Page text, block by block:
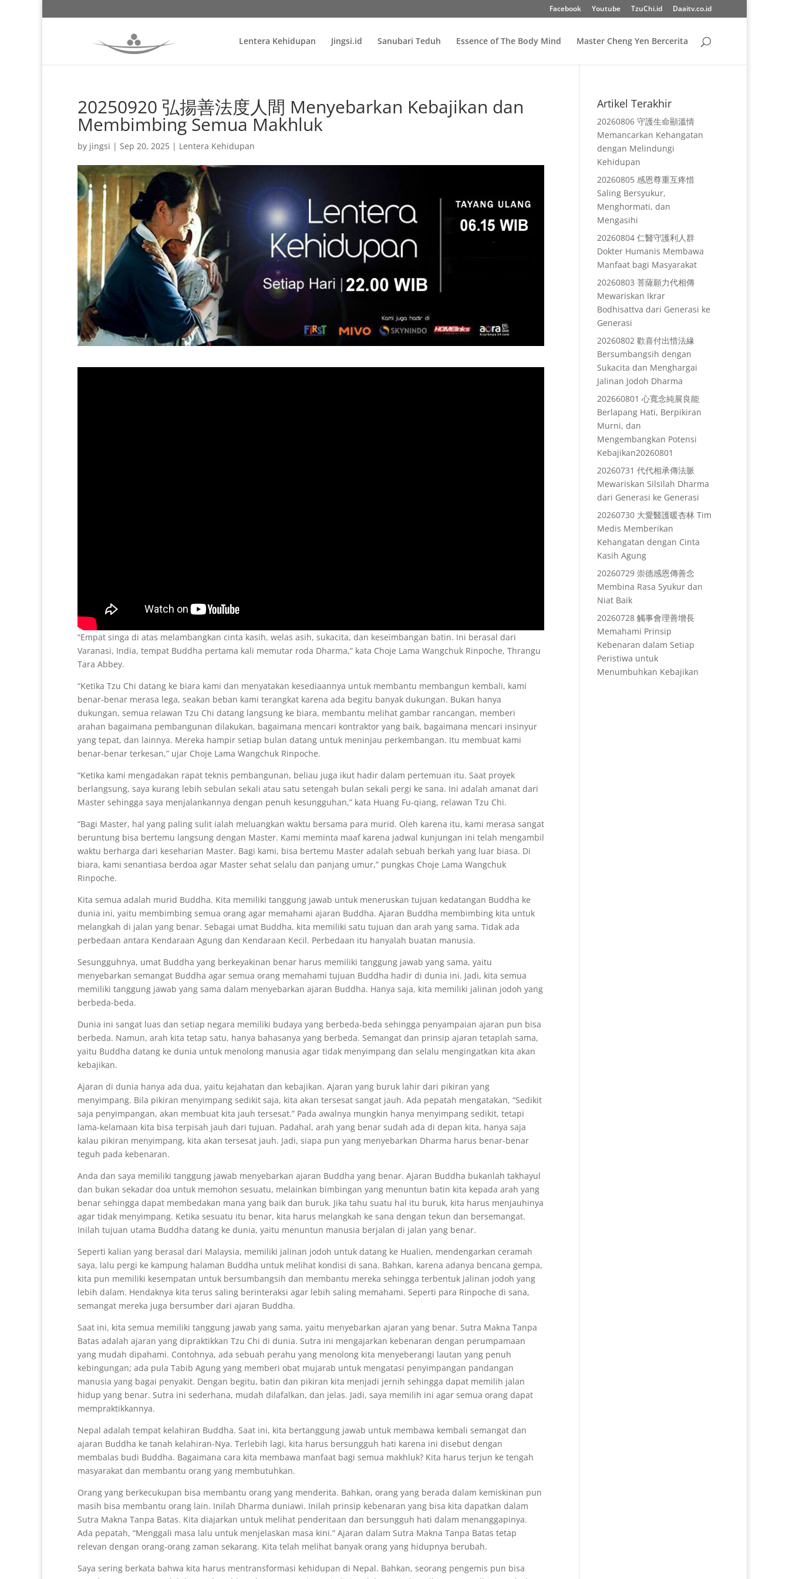
Facebook Youtube TzuChi.id Daaitv.co.id
Lentera Kehidupan Jingsi.id Sanubari Teduh Essence of The Body Mind Master Cheng Yen Bercerita
20250920 弘揚善法度人間 Menyebarkan Kebajikan dan
Membimbing Semua Makhluk
by jingsi | Sep 20, 2025 | Lentera Kehidupan
“Empat singa di atas melambangkan cinta kasih, welas asih, sukacita, dan keseimbangan batin. Ini berasal dari
Varanasi, India, tempat Buddha pertama kali memutar roda Dharma,” kata Choje Lama Wangchuk Rinpoche, Thrangu
Tara Abbey.
“Ketika Tzu Chi datang ke biara kami dan menyatakan kesediaannya untuk membantu membangun kembali, kami
benar-benar merasa lega, seakan beban kami terangkat karena ada begitu banyak dukungan. Bukan hanya
dukungan, semua relawan Tzu Chi datang langsung ke biara, membantu melihat gambar rancangan, memberi
arahan bagaimana pembangunan dilakukan, bagaimana mencari kontraktor yang baik, bagaimana mencari insinyur
yang tepat, dan lainnya. Mereka hampir setiap bulan datang untuk meninjau perkembangan. Itu membuat kami
benar-benar terkesan,” ujar Choje Lama Wangchuk Rinpoche.
“Ketika kami mengadakan rapat teknis pembangunan, beliau juga ikut hadir dalam pertemuan itu. Saat proyek
berlangsung, saya kurang lebih sebulan sekali atau satu setengah bulan sekali pergi ke sana. Ini adalah amanat dari
Master sehingga saya menjalankannya dengan penuh kesungguhan,” kata Huang Fu-qiang, relawan Tzu Chi.
“Bagi Master, hal yang paling sulit ialah meluangkan waktu bersama para murid. Oleh karena itu, kami merasa sangat
beruntung bisa bertemu langsung dengan Master. Kami meminta maaf karena jadwal kunjungan ini telah mengambil
waktu berharga dari keseharian Master. Bagi kami, bisa bertemu Master adalah sebuah berkah yang luar biasa. Di
biara, kami senantiasa berdoa agar Master sehat selalu dan panjang umur,” pungkas Choje Lama Wangchuk
Rinpoche.
Kita semua adalah murid Buddha. Kita memiliki tanggung jawab untuk meneruskan tujuan kedatangan Buddha ke
dunia ini, yaitu membimbing semua orang agar memahami ajaran Buddha. Ajaran Buddha membimbing kita untuk
melangkah di jalan yang benar. Sebagai umat Buddha, kita memiliki satu tujuan dan arah yang sama. Tidak ada
perbedaan antara Kendaraan Agung dan Kendaraan Kecil. Perbedaan itu hanyalah buatan manusia.
Sesungguhnya, umat Buddha yang berkeyakinan benar harus memiliki tanggung jawab yang sama, yaitu
menyebarkan semangat Buddha agar semua orang memahami tujuan Buddha hadir di dunia ini. Jadi, kita semua
memiliki tanggung jawab yang sama dalam menyebarkan ajaran Buddha. Hanya saja, kita memiliki jalinan jodoh yang
berbeda-beda.
Dunia ini sangat luas dan setiap negara memiliki budaya yang berbeda-beda sehingga penyampaian ajaran pun bisa
berbeda. Namun, arah kita tetap satu, hanya bahasanya yang berbeda. Semangat dan prinsip ajaran tetaplah sama,
yaitu Buddha datang ke dunia untuk menolong manusia agar tidak menyimpang dan selalu mengingatkan kita akan
kebajikan.
Ajaran di dunia hanya ada dua, yaitu kejahatan dan kebajikan. Ajaran yang buruk lahir dari pikiran yang
menyimpang. Bila pikiran menyimpang sedikit saja, kita akan tersesat sangat jauh. Ada pepatah mengatakan, “Sedikit
saja penyimpangan, akan membuat kita jauh tersesat.” Pada awalnya mungkin hanya menyimpang sedikit, tetapi
lama-kelamaan kita bisa terpisah jauh dari tujuan. Padahal, arah yang benar sudah ada di depan kita, hanya saja
kalau pikiran menyimpang, kita akan tersesat jauh. Jadi, siapa pun yang menyebarkan Dharma harus benar-benar
teguh pada kebenaran.
Anda dan saya memiliki tanggung jawab menyebarkan ajaran Buddha yang benar. Ajaran Buddha bukanlah takhayul
dan bukan sekadar doa untuk memohon sesuatu, melainkan bimbingan yang menuntun batin kita kepada arah yang
benar sehingga dapat membedakan mana yang baik dan buruk. Jika tahu suatu hal itu buruk, kita harus menjauhinya
agar tidak menyimpang. Ketika sesuatu itu benar, kita harus melangkah ke sana dengan tekun dan bersemangat.
Inilah tujuan utama Buddha datang ke dunia, yaitu menuntun manusia berjalan di jalan yang benar.
Seperti kalian yang berasal dari Malaysia, memiliki jalinan jodoh untuk datang ke Hualien, mendengarkan ceramah
saya, lalu pergi ke kampung halaman Buddha untuk melihat kondisi di sana. Bahkan, karena adanya bencana gempa,
kita pun memiliki kesempatan untuk bersumbangsih dan membantu mereka sehingga terbentuk jalinan jodoh yang
lebih dalam. Hendaknya kita terus saling berinteraksi agar lebih saling memahami. Seperti para Rinpoche di sana,
semangat mereka juga bersumber dari ajaran Buddha.
Saat ini, kita semua memiliki tanggung jawab yang sama, yaitu menyebarkan ajaran yang benar. Sutra Makna Tanpa
Batas adalah ajaran yang dipraktikkan Tzu Chi di dunia. Sutra ini mengajarkan kebenaran dengan perumpamaan
yang mudah dipahami. Contohnya, ada sebuah perahu yang menolong kita menyeberangi lautan yang penuh
kebingungan; ada pula Tabib Agung yang memberi obat mujarab untuk mengatasi penyimpangan pandangan
manusia yang bagai penyakit. Dengan begitu, batin dan pikiran kita menjadi jernih sehingga dapat memilih jalan
hidup yang benar. Sutra ini sederhana, mudah dilafalkan, dan jelas. Jadi, saya memilih ini agar semua orang dapat
mempraktikkannya.
Nepal adalah tempat kelahiran Buddha. Saat ini, kita bertanggung jawab untuk membawa kembali semangat dan
ajaran Buddha ke tanah kelahiran-Nya. Terlebih lagi, kita harus bersungguh hati karena ini disebut dengan
membalas budi Buddha. Bagaimana cara kita membawa manfaat bagi semua makhluk? Kita harus terjun ke tengah
masyarakat dan membantu orang yang membutuhkan.
Orang yang berkecukupan bisa membantu orang yang menderita. Bahkan, orang yang berada dalam kemiskinan pun
masih bisa membantu orang lain. Inilah Dharma duniawi. Inilah prinsip kebenaran yang bisa kita dapatkan dalam
Sutra Makna Tanpa Batas. Kita diajarkan untuk melihat penderitaan dan bersungguh hati dalam menanggapinya.
Ada pepatah, “Menggali masa lalu untuk menjelaskan masa kini.” Ajaran dalam Sutra Makna Tanpa Batas tetap
relevan dengan orang-orang zaman sekarang. Kita telah melihat banyak orang yang hidupnya berubah.
Saya sering berkata bahwa kita harus mentransformasi kehidupan di Nepal. Bahkan, seorang pengemis pun bisa
Artikel Terakhir
20260806 守護生命顯溫情
Memancarkan Kehangatan
dengan Melindungi
Kehidupan
20260805 感恩尊重互疼惜
Saling Bersyukur,
Menghormati, dan
Mengasihi
20260804 仁醫守護利人群
Dokter Humanis Membawa
Manfaat bagi Masyarakat
20260803 菩薩願力代相傳
Mewariskan Ikrar
Bodhisattva dari Generasi ke
Generasi
20260802 歡喜付出惜法緣
Bersumbangsih dengan
Sukacita dan Menghargai
Jalinan Jodoh Dharma
202660801 心寬念純展良能
Berlapang Hati, Berpikiran
Murni, dan
Mengembangkan Potensi
Kebajikan20260801
20260731 代代相承傳法脈
Mewariskan Silsilah Dharma
dari Generasi ke Generasi
20260730 大愛醫護暖杏林 Tim
Medis Memberikan
Kehangatan dengan Cinta
Kasih Agung
20260729 崇德感恩傳善念
Membina Rasa Syukur dan
Niat Baik
20260728 觸事會理善增長
Memahami Prinsip
Kebenaran dalam Setiap
Peristiwa untuk
Menumbuhkan Kebajikan